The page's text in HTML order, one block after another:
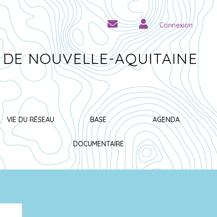
Connexion
DE NOUVELLE-AQUITAINE
VIE DU RÉSEAU BASE
DOCUMENTAIRE
AGENDA